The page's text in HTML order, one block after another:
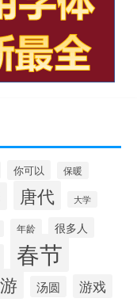
你可以 保暖
唐代 大学
年龄 很多人
春节
汤圆 游戏